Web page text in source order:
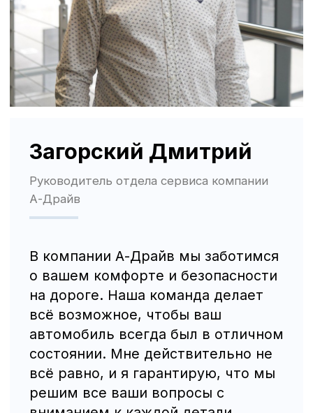
Трафик, лиды и продажи